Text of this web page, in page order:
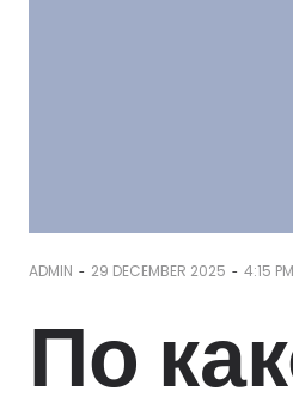
ADMIN - 29 DECEMBER 2025 - 4:15 PM
По